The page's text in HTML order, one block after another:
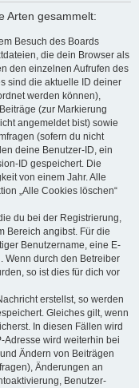
Arten gesammelt:
Besuch des Boards
die dein Browser als
den einzelnen Aufrufen des
sind die aktuelle ID deiner
werden können),
(zur Markierung
angemeldet bist) sowie
(sofern du nicht
deine Benutzer-ID, ein
ID gespeichert. Die
von einem Jahr. Alle
„Alle Cookies löschen“
du bei der Registrierung,
Bereich angibst. Für die
Benutzername, eine E-
Wenn durch den Betreiber
so ist dies für dich vor
erstellst, so werden
Gleiches gilt, wenn
In diesen Fällen wird
Adresse wird weiterhin bei
Ändern von Beiträgen
Änderungen an
Benutzer-